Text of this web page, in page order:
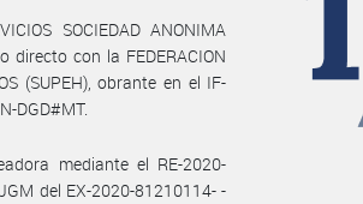
SOCIEDAD ANONIMA
directo con la FEDERACION
(SUPEH), obrante en el IF-
DGD#MT.
mediante el RE-2020-
del EX-2020-81210114- -